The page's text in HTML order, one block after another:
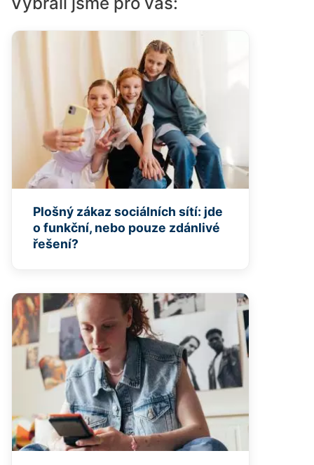
Plošný zákaz sociálních sítí: jde
o funkční, nebo pouze zdánlivé
řešení?